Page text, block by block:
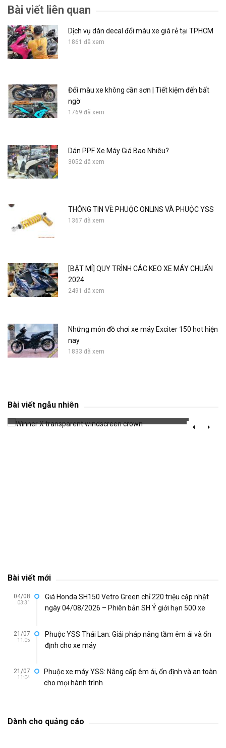
Bài viết liên quan
Dịch vụ dán decal đổi màu xe giá rẻ tại TPHCM
1861 đã xem
Đổi màu xe không cần sơn | Tiết kiệm đến bất
ngờ
1769 đã xem
Dán PPF Xe Máy Giá Bao Nhiêu?
3052 đã xem
THÔNG TIN VỀ PHUỘC ONLINS VÀ PHUỘC YSS
1367 đã xem
[BẬT MÍ] QUY TRÌNH CÁC KEO XE MÁY CHUẨN
2024
2491 đã xem
Những món đồ chơi xe máy Exciter 150 hot hiện
nay
1833 đã xem
Bài viết ngẫu nhiên
Winner X transparent windscreen crown
Bài viết mới
04/08
03:31
Giá Honda SH150 Vetro Green chỉ 220 triệu cập nhật
ngày 04/08/2026 – Phiên bản SH Ý giới hạn 500 xe
21/07
11:05
Phuộc YSS Thái Lan: Giải pháp nâng tầm êm ái và ổn
định cho xe máy
21/07
11:04
Phuộc xe máy YSS: Nâng cấp êm ái, ổn định và an toàn
cho mọi hành trình
Dành cho quảng cáo